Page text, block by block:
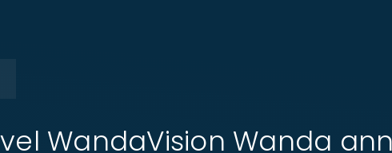
WandaVision Wanda